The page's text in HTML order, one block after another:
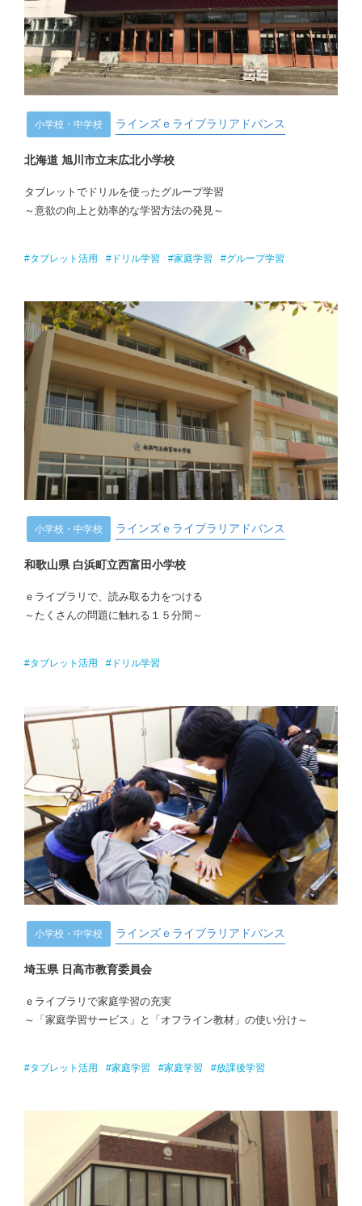
小学校・中学校 ラインズｅライブラリアドバンス
北海道 旭川市立末広北小学校
タブレットでドリルを使ったグループ学習
～意欲の向上と効率的な学習方法の発見～
#タブレット活用 #ドリル学習 #家庭学習 #グループ学習
小学校・中学校 ラインズｅライブラリアドバンス
和歌山県 白浜町立西富田小学校
ｅライブラリで、読み取る力をつける
～たくさんの問題に触れる１５分間～
#タブレット活用 #ドリル学習
小学校・中学校 ラインズｅライブラリアドバンス
埼玉県 日高市教育委員会
ｅライブラリで家庭学習の充実
～「家庭学習サービス」と「オフライン教材」の使い分け～
#タブレット活用 #家庭学習 #家庭学習 #放課後学習